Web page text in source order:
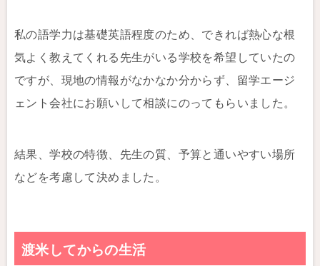
私の語学力は基礎英語程度のため、できれば熱心な根
気よく教えてくれる先生がいる学校を希望していたの
ですが、現地の情報がなかなか分からず、留学エージ
ェント会社にお願いして相談にのってもらいました。
結果、学校の特徴、先生の質、予算と通いやすい場所
などを考慮して決めました。
渡米してからの生活